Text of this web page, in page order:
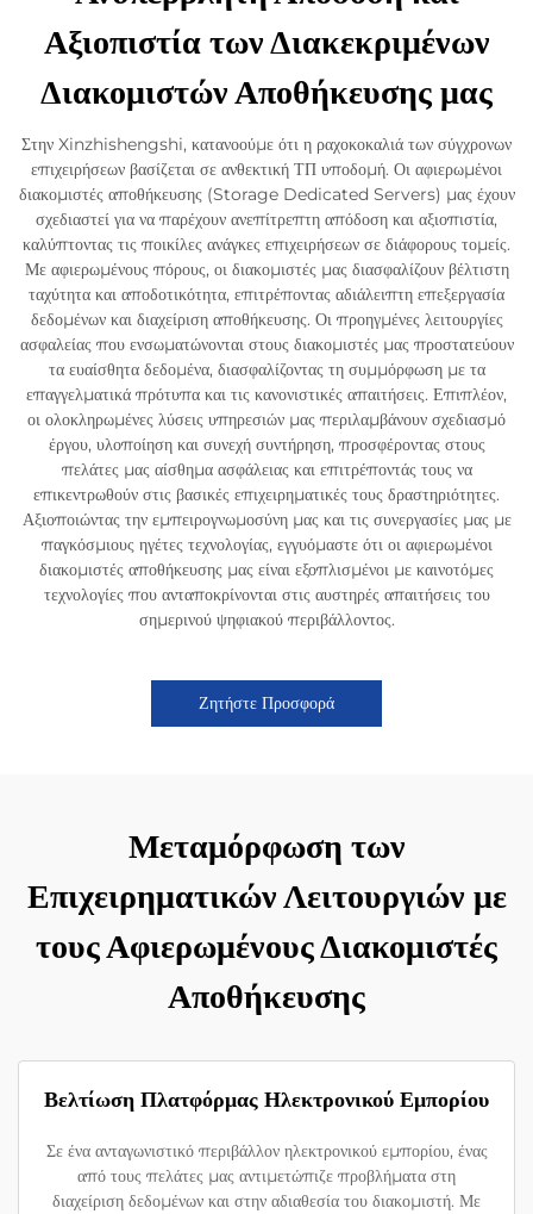
Αξιοπιστία των Διακεκριμένων
Διακομιστών Αποθήκευσης μας
Στην Xinzhishengshi, κατανοούμε ότι η ραχοκοκαλιά των σύγχρονων
επιχειρήσεων βασίζεται σε ανθεκτική ΤΠ υποδομή. Οι αφιερωμένοι
διακομιστές αποθήκευσης (Storage Dedicated Servers) μας έχουν
σχεδιαστεί για να παρέχουν ανεπίτρεπτη απόδοση και αξιοπιστία,
καλύπτοντας τις ποικίλες ανάγκες επιχειρήσεων σε διάφορους τομείς.
Με αφιερωμένους πόρους, οι διακομιστές μας διασφαλίζουν βέλτιστη
ταχύτητα και αποδοτικότητα, επιτρέποντας αδιάλειπτη επεξεργασία
δεδομένων και διαχείριση αποθήκευσης. Οι προηγμένες λειτουργίες
ασφαλείας που ενσωματώνονται στους διακομιστές μας προστατεύουν
τα ευαίσθητα δεδομένα, διασφαλίζοντας τη συμμόρφωση με τα
επαγγελματικά πρότυπα και τις κανονιστικές απαιτήσεις. Επιπλέον,
οι ολοκληρωμένες λύσεις υπηρεσιών μας περιλαμβάνουν σχεδιασμό
έργου, υλοποίηση και συνεχή συντήρηση, προσφέροντας στους
πελάτες μας αίσθημα ασφάλειας και επιτρέποντάς τους να
επικεντρωθούν στις βασικές επιχειρηματικές τους δραστηριότητες.
Αξιοποιώντας την εμπειρογνωμοσύνη μας και τις συνεργασίες μας με
παγκόσμιους ηγέτες τεχνολογίας, εγγυόμαστε ότι οι αφιερωμένοι
διακομιστές αποθήκευσης μας είναι εξοπλισμένοι με καινοτόμες
τεχνολογίες που ανταποκρίνονται στις αυστηρές απαιτήσεις του
σημερινού ψηφιακού περιβάλλοντος.
Ζητήστε Προσφορά
Μεταμόρφωση των
Επιχειρηματικών Λειτουργιών με
τους Αφιερωμένους Διακομιστές
Αποθήκευσης
Βελτίωση Πλατφόρμας Ηλεκτρονικού Εμπορίου
Σε ένα ανταγωνιστικό περιβάλλον ηλεκτρονικού εμπορίου, ένας
από τους πελάτες μας αντιμετώπιζε προβλήματα στη
διαχείριση δεδομένων και στην αδιαθεσία του διακομιστή. Με